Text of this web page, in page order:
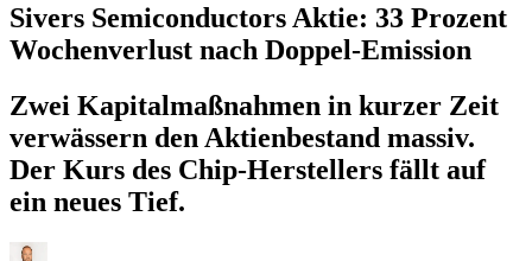
Sivers Semiconductors Aktie: 33 Prozent
Wochenverlust nach Doppel-Emission
Zwei Kapitalmaßnahmen in kurzer Zeit
verwässern den Aktienbestand massiv.
Der Kurs des Chip-Herstellers fällt auf
ein neues Tief.